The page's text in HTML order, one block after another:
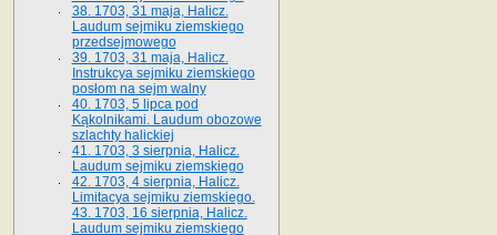
38. 1703, 31 maja, Halicz.
Laudum sejmiku ziemskiego
przedsejmowego
39. 1703, 31 maja, Halicz.
Instrukcya sejmiku ziemskiego
posłom na sejm walny
40. 1703, 5 lipca pod
Kąkolnikami. Laudum obozowe
szlachty halickiej
41­. 1703, 3 sierpnia, Halicz.
Laudum sejmiku ziemskiego
42. 1703, 4 sierpnia, Halicz.
Limitacya sejmiku ziemskiego.
43. 1703, 16 sierpnia, Halicz.
Laudum sejmiku ziemskiego